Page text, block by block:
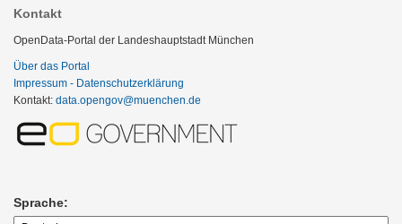
Kontakt
OpenData-Portal der Landeshauptstadt München
Über das Portal
Impressum - Datenschutzerklärung
Kontakt: data.opengov@muenchen.de
Sprache